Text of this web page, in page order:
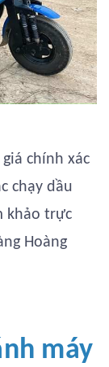
chính xác
chạy dầu
khảo trực
Hoàng
máy